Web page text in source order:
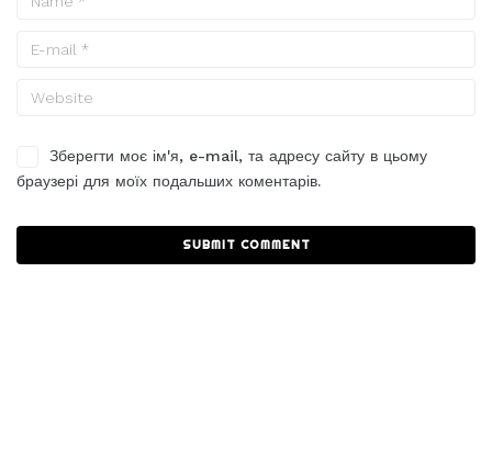
Зберегти моє ім'я, e-mail, та адресу сайту в цьому
браузері для моїх подальших коментарів.